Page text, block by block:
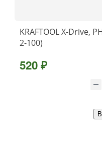
KRAFTOOL Х-Drive,
2-100)
520 ₽